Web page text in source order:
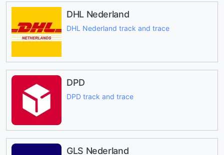
DHL Nederland
DHL Nederland track and trace
DPD
DPD track and trace
GLS Nederland